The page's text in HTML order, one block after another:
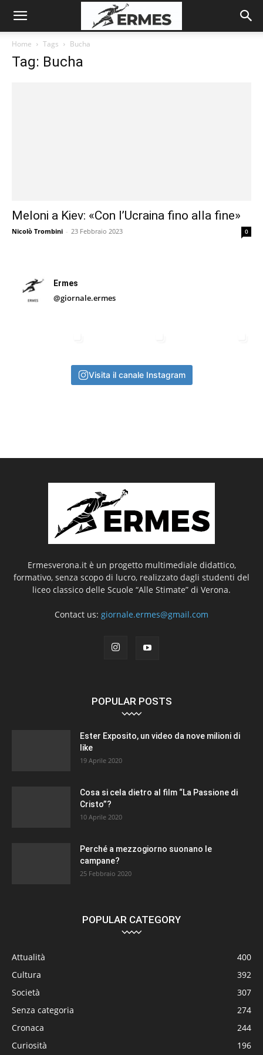
Home Tags Bucha
Tag: Bucha
Meloni a Kiev: «Con l’Ucraina fino alla fine»
Nicolò Trombini - 23 Febbraio 2023 0
Ermes
@giornale.ermes
Visita il canale Instagram
Ermesverona.it è un progetto multimediale didattico,
formativo, senza scopo di lucro, realizzato dagli studenti del
liceo classico delle Scuole “Alle Stimate” di Verona.
Contact us: giornale.ermes@gmail.com
POPULAR POSTS
Ester Exposito, un video da nove milioni di
like
19 Aprile 2020
Cosa si cela dietro al film “La Passione di
Cristo”?
10 Aprile 2020
Perché a mezzogiorno suonano le
campane?
25 Febbraio 2020
POPULAR CATEGORY
Attualità
400
Cultura
392
Società
307
Senza categoria
274
Cronaca
244
Curiosità
196